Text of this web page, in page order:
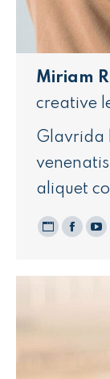
Miriam
creative
Glavrida
aliquet
Blog
/